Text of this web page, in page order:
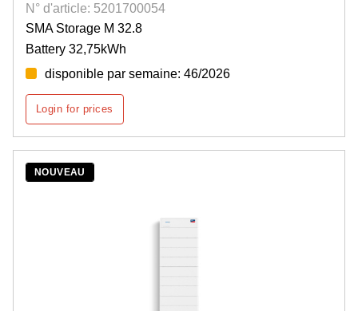
N° d'article: 5201700054
SMA Storage M 32.8
Battery 32,75kWh
disponible par semaine: 46/2026
Login for prices
NOUVEAU